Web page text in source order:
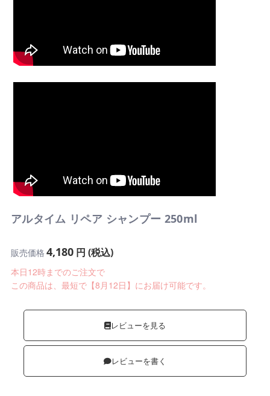
アルタイム リペア シャンプー 250ml
販売価格 4,180円 (税込)
本日12時までのご注文で
この商品は、最短で【8月12日】にお届け可能です。
レビューを見る
レビューを書く